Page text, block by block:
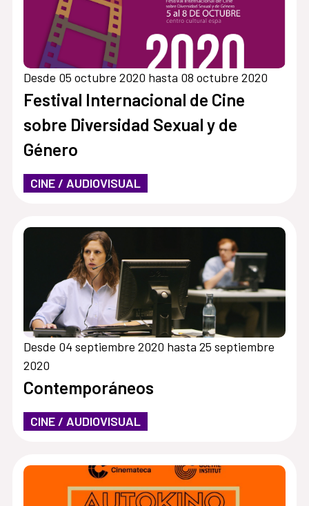
Desde 05 octubre 2020 hasta 08 octubre 2020
Festival Internacional de Cine
sobre Diversidad Sexual y de
Género
CINE / AUDIOVISUAL
Desde 04 septiembre 2020 hasta 25 septiembre
2020
Contemporáneos
CINE / AUDIOVISUAL